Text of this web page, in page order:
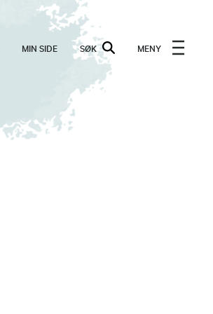
MIN SIDE SØK MENY